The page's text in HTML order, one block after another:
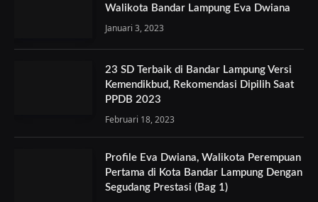
Walikota Bandar Lampung Eva Dwiana
Januari 3, 2023
23 SD Terbaik di Bandar Lampung Versi
Kemendikbud, Rekomendasi Dipilih Saat
PPDB 2023
Februari 18, 2023
Profile Eva Dwiana, Walikota Perempuan
Pertama di Kota Bandar Lampung Dengan
Segudang Prestasi (Bag 1)